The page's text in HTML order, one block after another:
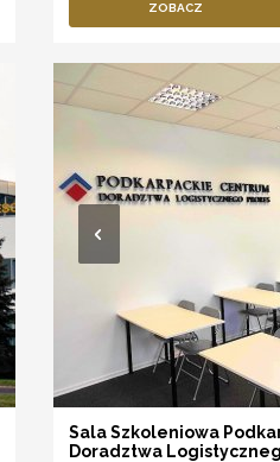
ZOBACZ
Sala Szkoleniowa
Doradztwa